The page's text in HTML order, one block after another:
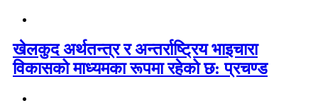
खेलकुद अर्थतन्त्र र अन्तर्राष्ट्रिय भाइचारा
विकासको माध्यमका रूपमा रहेको छ: प्रचण्ड